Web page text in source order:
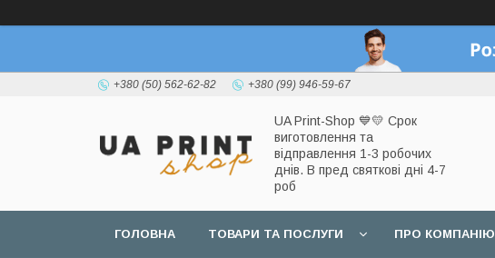
+380 (50) 562-62-82 +380 (99) 946-59-67
UA Print-Shop ​💙💛 Срок
виготовлення та
відправлення 1-3 робочих
днів. В пред святкові дні 4-7
роб
ГОЛОВНА ТОВАРИ ТА ПОСЛУГИ ПРО КОМПАНІЮ